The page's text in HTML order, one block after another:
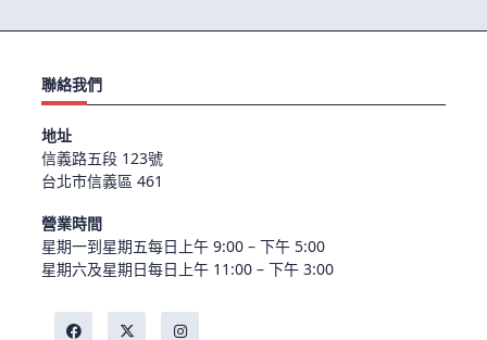
聯絡我們
地址
信義路五段 123號
台北市信義區 461
營業時間
星期一到星期五每日上午 9:00 – 下午 5:00
星期六及星期日每日上午 11:00 – 下午 3:00